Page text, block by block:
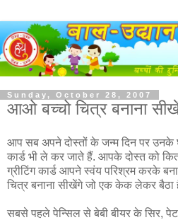
Sunday, October 28, 2007
आओ बच्चो चित्र बनाना
आप सब अपने दोस्तों के जन्म दिन पर उनके
कार्ड भी ले कर जाते हैं. आपके दोस्त को
ग्रीटिंग कार्ड आपने स्वंय परिश्रम करके
चित्र बनाना सीखेंगे जो एक केक लेकर बैठा
सबसे पहले पेन्सिल से बेबी बीयर के सिर,